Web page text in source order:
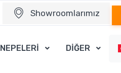
Showroomlarımız
DİĞER